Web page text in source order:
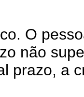
O
não
prazo, a